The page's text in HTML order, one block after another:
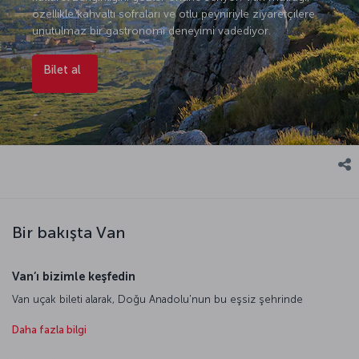
özellikle kahvaltı sofraları ve otlu peyniriyle ziyaretçilere
unutulmaz bir gastronomi deneyimi vadediyor.
Bilet al
Bir bakışta Van
Van’ı bizimle keşfedin
Van uçak bileti alarak, Doğu Anadolu'nun bu eşsiz şehrinde
eşliğinde Akdamar Adası ve Akdamar Kilisesi'ni ziyaret edebilir, Van
Daha fazla bilgi